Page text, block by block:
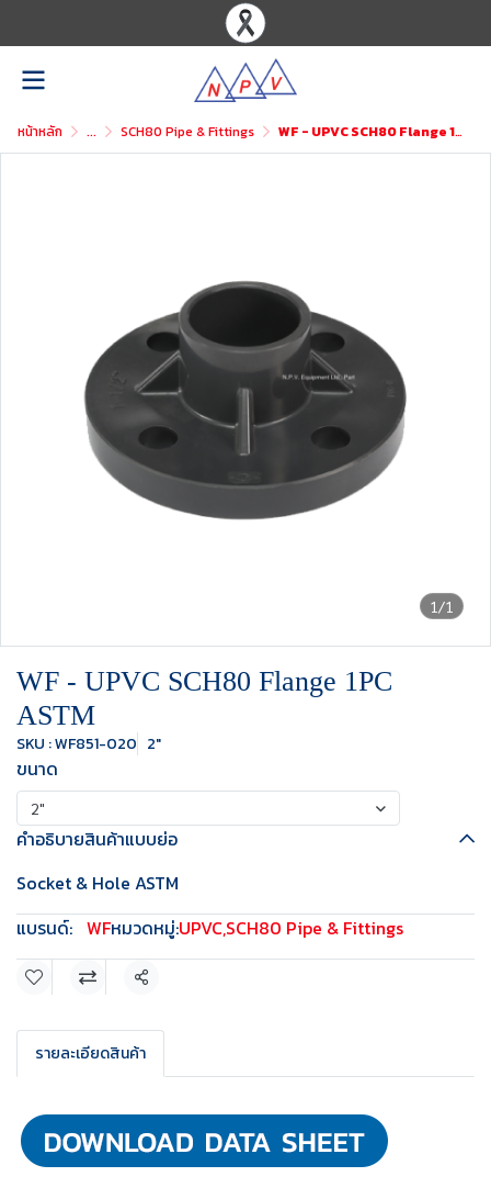
หน้าหลัก ... SCH80 Pipe & Fittings WF - UPVC SCH80 Flange 1PC ASTM
1/1
WF - UPVC SCH80 Flange 1PC
ASTM
SKU : WF851-020 2"
ขนาด
2"
คำอธิบายสินค้าแบบย่อ
Socket & Hole ASTM
แบรนด์: WFหมวดหมู่:UPVC,SCH80 Pipe & Fittings
แชร์
รายละเอียดสินค้า